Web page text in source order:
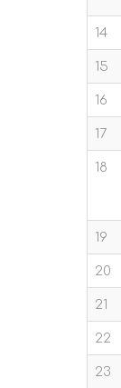
14
15
16
17
18
19
20
21
22
23